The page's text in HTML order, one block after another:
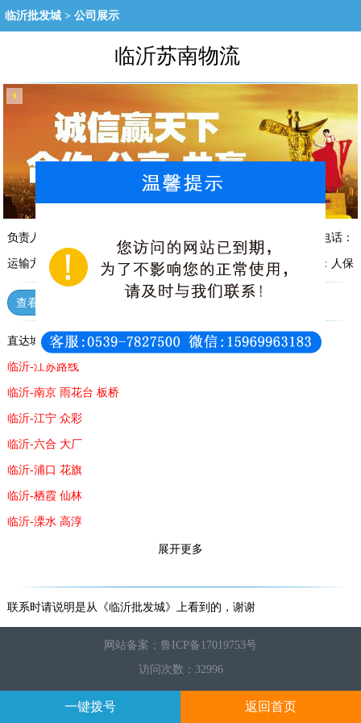
临沂批发城 > 公司展示
临沂苏南物流
1
负责人：杨总 监督电话：
运输方式：汽运 保险：人保
查看场景
直达城市：
临沂-江苏路线
临沂-南京 雨花台 板桥
临沂-江宁 众彩
临沂-六合 大厂
临沂-浦口 花旗
临沂-栖霞 仙林
临沂-溧水 高淳
临沂-安徽路线
临沂-马鞍山 滁州 博望 合县 当涂
展开更多
联系时请说明是从《临沂批发城》上看到的，谢谢
网站备案：鲁ICP备17019753号
访问次数：32996
一键拨号 返回首页